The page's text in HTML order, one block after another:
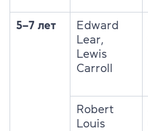
5–7 лет
Edward
Lear,
Lewis
Carroll
Robert
Louis